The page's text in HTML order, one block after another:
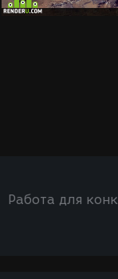
Работа для